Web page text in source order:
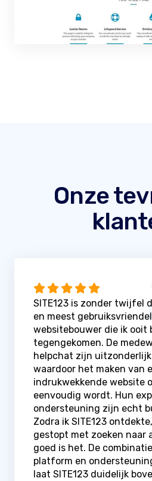
Onze
SITE123 is zonder twijfel
en meest
websitebouwer die ik ooit
tegengekomen. De
helpchat zijn
waardoor het maken van
indrukwekkende website
eenvoudig wordt. Hun
ondersteuning zijn echt
Zodra ik SITE123
gestopt met zoeken naar
goed is het. De
platform en
laat SITE123 duidelijk